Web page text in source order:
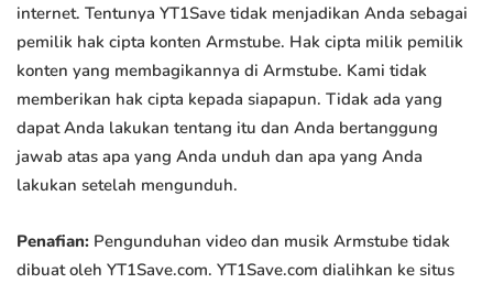
internet. Tentunya YT1Save tidak menjadikan Anda sebagai
pemilik hak cipta konten Armstube. Hak cipta milik pemilik
konten yang membagikannya di Armstube. Kami tidak
memberikan hak cipta kepada siapapun. Tidak ada yang
dapat Anda lakukan tentang itu dan Anda bertanggung
jawab atas apa yang Anda unduh dan apa yang Anda
lakukan setelah mengunduh.
Penafian: Pengunduhan video dan musik Armstube tidak
dibuat oleh YT1Save.com. YT1Save.com dialihkan ke situs